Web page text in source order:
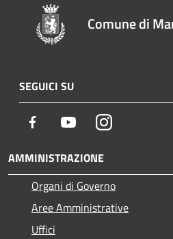
Comune di
SEGUICI SU
Facebook YoutubeInstagram
AMMINISTRAZIONE
Organi di Governo
Aree Amministrative
Uffici